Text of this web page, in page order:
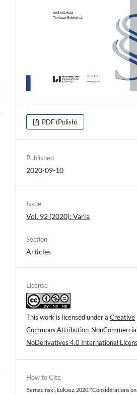
PDF (Polish)
Published
2020-09-10
Issue
Vol. 92 (2020): Varia
Section
Articles
License
This work is licensed under a Creative
Commons Attribution-
NoDerivatives 4.0 International
How to Cite
Bernaciński, Łukasz. 2020. “Considerations